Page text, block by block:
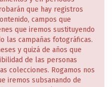
que hay registros
campos que
que iremos sustituyendo
las campañas fotográficas.
y quizá de años que
de las personas
colecciones. Rogamos nos
iremos subsanando de